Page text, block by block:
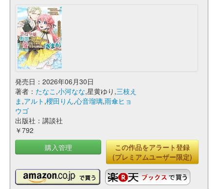
発売日：2026年06月30日
著者： たなこ ,小河なな,星黄ゆり,三枝え
ま ,アルト ,櫻田りん,心音瑠璃,雨傘ヒョ
ウゴ
出版社：講談社
￥792
購入管理
この作品をアラート登録
(プレミアムユーザー限定)